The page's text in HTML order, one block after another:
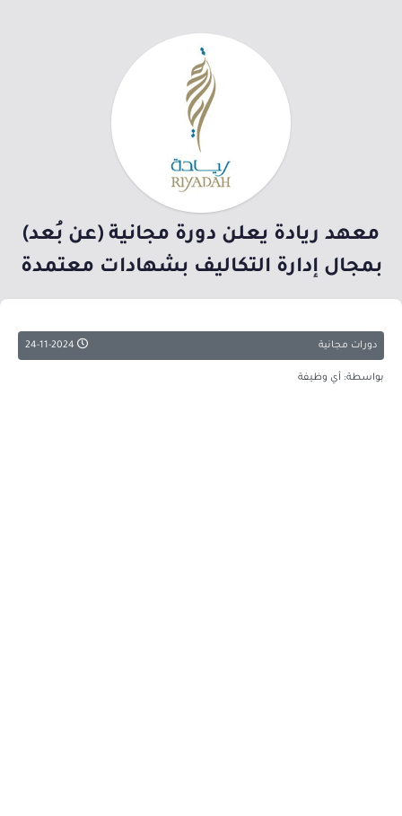
معهد ريادة يعلن دورة مجانية (عن بُعد)
بمجال إدارة التكاليف بشهادات معتمدة
دورات مجانية
بواسطة: أي وظيفة